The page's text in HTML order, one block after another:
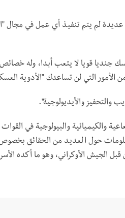
لم يتم تنفيذ أي عمل في مجال
قويا لا يتعب أبدا، وله خصائص
التي لن تساعدك "الأدوية
والأيديولوجية".
الإشعاعية والكيميائية والبيولوجية في
حول العديد من الحقائق
قبل الجيش الأوكراني، وهو ما أكده